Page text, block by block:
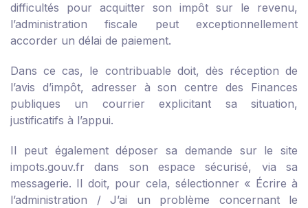
difficultés pour acquitter son impôt sur le revenu,
l’administration fiscale peut exceptionnellement
accorder un délai de paiement.
Dans ce cas, le contribuable doit, dès réception de
l’avis d’impôt, adresser à son centre des Finances
publiques un courrier explicitant sa situation,
justificatifs à l’appui.
Il peut également déposer sa demande sur le site
impots.gouv.fr dans son espace sécurisé, via sa
messagerie. Il doit, pour cela, sélectionner « Écrire à
l’administration / J’ai un problème concernant le